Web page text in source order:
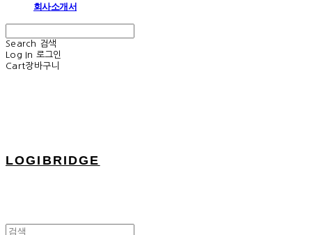
회사소개서
Search
검색
Log In 로그인
Cart장바구니
LOGIBRIDGE